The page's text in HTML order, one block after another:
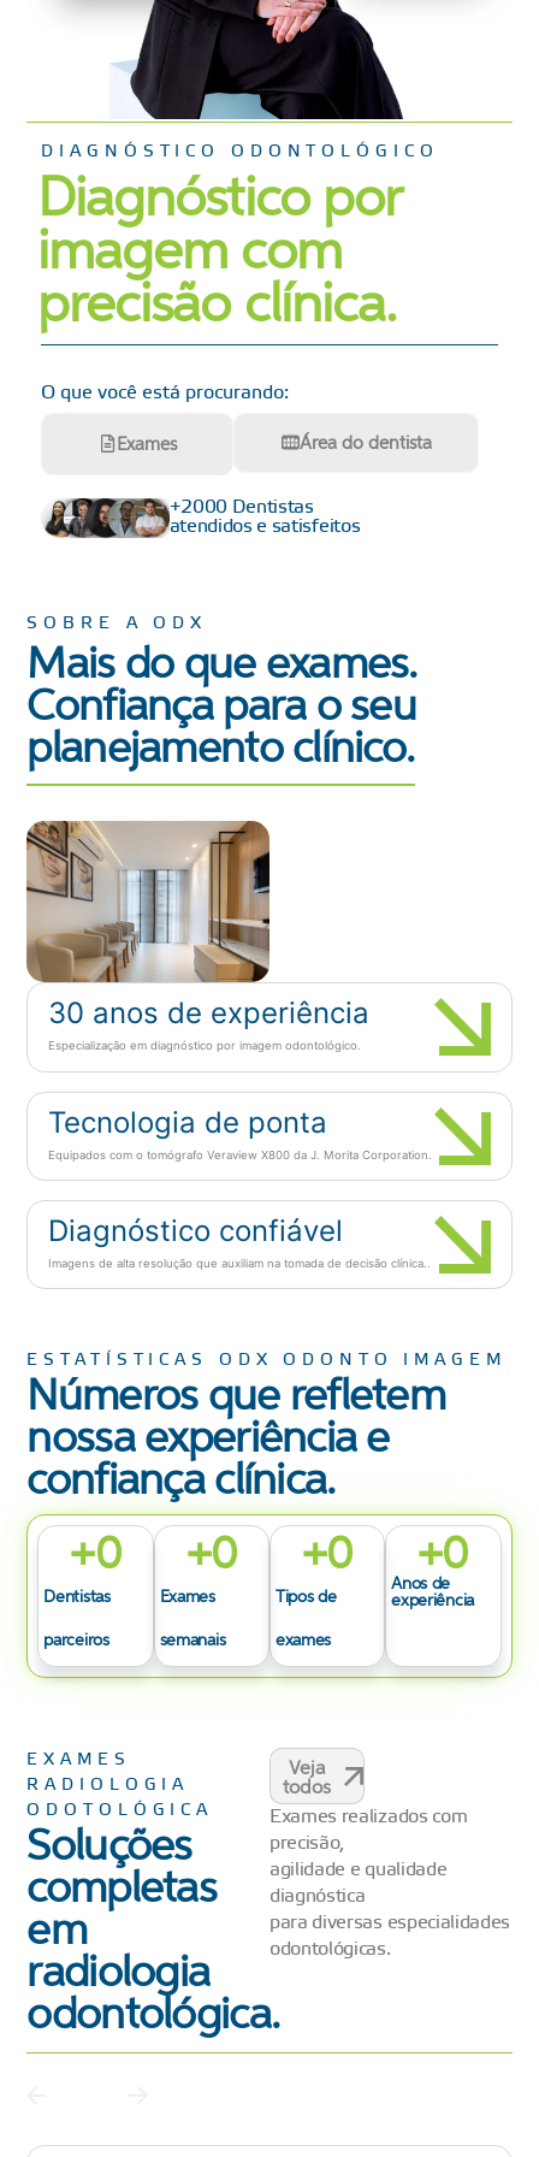
DIAGNÓSTICO ODONTOLÓGICO
Diagnóstico por
imagem com
precisão clínica.
O que você está procurando:
Exames Área do dentista
+2000 Dentistas
atendidos e satisfeitos
SOBRE A ODX
Mais do que exames.
Confiança para o seu
planejamento clínico.
30 anos de experiência
Especialização em diagnóstico por imagem odontológico.
Tecnologia de ponta
Equipados com o tomógrafo Veraview X800 da J. Morita Corporation.
Diagnóstico confiável
Imagens de alta resolução que auxiliam na tomada de decisão clínica..
ESTATÍSTICAS ODX ODONTO IMAGEM
Números que refletem
nossa experiência e
confiança clínica.
Dentistas
parceiros
+0
Exames
semanais
+0
Tipos de
exames
+0
Anos de
experiência
+0
EXAMES
RADIOLOGIA
ODOTOLÓGICA
Soluções
completas
em
radiologia
odontológica.
Veja
todos
Exames realizados com
precisão,
agilidade e qualidade
diagnóstica
para diversas especialidades
odontológicas.